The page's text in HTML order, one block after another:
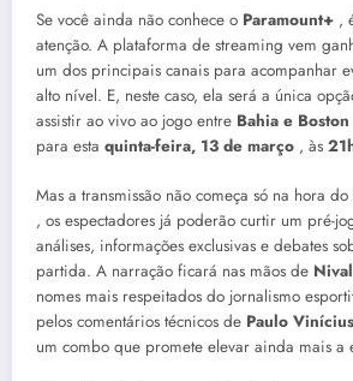
Se você ainda não conhece o Paramount+ ,
atenção. A plataforma de streaming vem
um dos principais canais para acompanhar
alto nível. E, neste caso, ela será a única
assistir ao vivo ao jogo entre Bahia e
para esta quinta-feira, 13 de março , às
Mas a transmissão não começa só na hora
, os espectadores já poderão curtir um pré-
análises, informações exclusivas e debates
partida. A narração ficará nas mãos de
nomes mais respeitados do jornalismo
pelos comentários técnicos de Paulo
um combo que promete elevar ainda mais a